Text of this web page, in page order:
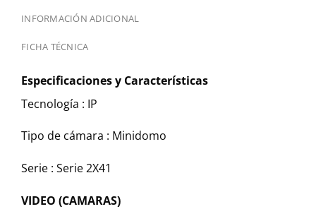
INFORMACIÓN ADICIONAL
FICHA TÉCNICA
Especificaciones y Características
Tecnología : IP
Tipo de cámara : Minidomo
Serie : Serie 2X41
VIDEO (CAMARAS)